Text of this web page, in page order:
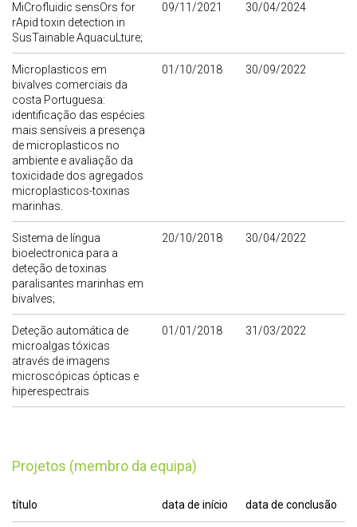
MiCrofluidic sensOrs for
rApid toxin detection in
SusTainable AquacuLture;
09/11/2021 30/04/2024
Microplasticos em
bivalves comerciais da
costa Portuguesa:
identificação das espécies
mais sensíveis a presença
de microplasticos no
ambiente e avaliação da
toxicidade dos agregados
microplasticos-toxinas
marinhas.
01/10/2018 30/09/2022
Sistema de língua
bioelectronica para a
deteção de toxinas
paralisantes marinhas em
bivalves;
20/10/2018 30/04/2022
Deteção automática de
microalgas tóxicas
através de imagens
microscópicas ópticas e
hiperespectrais
01/01/2018 31/03/2022
Projetos (membro da equipa)
título data de início data de conclusão